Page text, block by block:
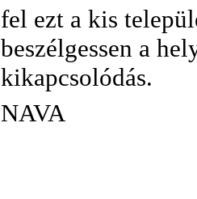
fel ezt a kis
beszélgessen a
kikapcsolódás.
NAVA